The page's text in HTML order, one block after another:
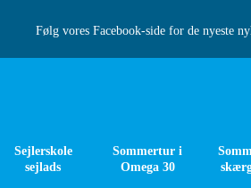
Følg vores Facebook-side for de nyeste
Sejlerskole
sejlads
Sommertur i
Omega 30